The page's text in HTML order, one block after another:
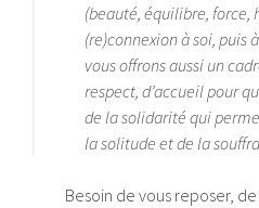
(beauté, équilibre, force,
(re)connexion à soi, puis
vous offrons aussi un
respect, d’accueil pour
de la solidarité qui
la solitude et de la
Besoin de vous reposer,